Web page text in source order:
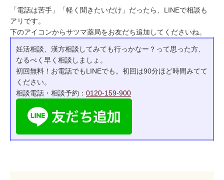
「電話は苦手」「軽く聞きたいだけ」だったら、LINEで相談も
アリです。
下のアイコンからサツマ薬局をお友だち追加してくださいね。
妊活相談、漢方相談してみても行っかなー？って思った方、
なるべく早く相談しましょ。
初回無料！お電話でもLINEでも。初回は90分ほど時間みてて
ください。
相談電話・相談予約： 0120-159-900